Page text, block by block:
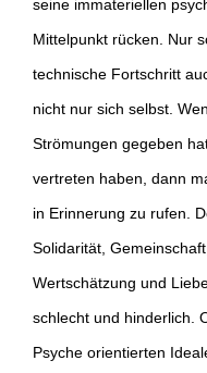
seine immateriellen
Mittelpunkt rücken. Nur
technische Fortschritt
nicht nur sich selbst.
Strömungen gegeben
vertreten haben, dann
in Erinnerung zu rufen.
Solidarität,
Wertschätzung und
schlecht und hinderlich.
Psyche orientierten